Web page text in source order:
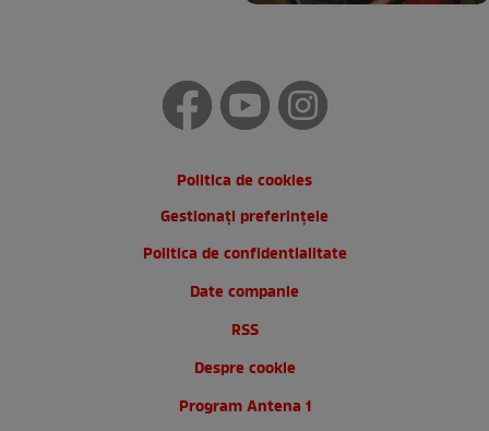
Politica de cookies
Gestionați preferințele
Politica de confidentialitate
Date companie
RSS
Despre cookie
Program Antena 1